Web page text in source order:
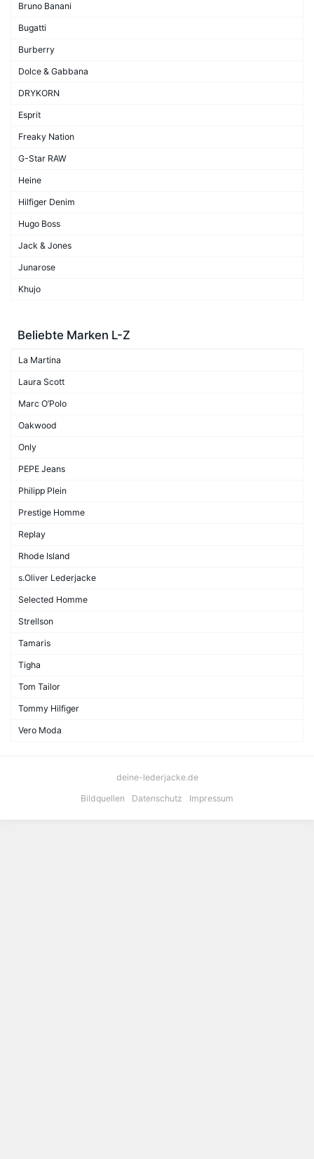
Bruno Banani
Bugatti
Burberry
Dolce & Gabbana
DRYKORN
Esprit
Freaky Nation
G-Star RAW
Heine
Hilfiger Denim
Hugo Boss
Jack & Jones
Junarose
Khujo
Beliebte Marken L-Z
La Martina
Laura Scott
Marc O’Polo
Oakwood
Only
PEPE Jeans
Philipp Plein
Prestige Homme
Replay
Rhode Island
s.Oliver Lederjacke
Selected Homme
Strellson
Tamaris
Tigha
Tom Tailor
Tommy Hilfiger
Vero Moda
deine-lederjacke.de
Bildquellen
Datenschutz Impressum